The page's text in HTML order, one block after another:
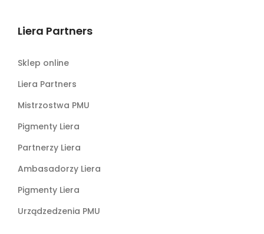
Liera Partners
Sklep online
Liera Partners
Mistrzostwa PMU
Pigmenty Liera
Partnerzy Liera
Ambasadorzy Liera
Pigmenty Liera
Urządzedzenia PMU